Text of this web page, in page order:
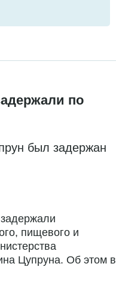
по
был задержан
пищевого и
Цупруна. Об этом в